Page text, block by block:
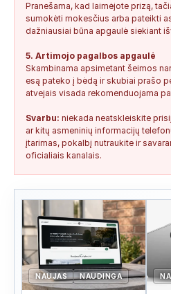
Pranešama, kad laimėjote prizą,
sumokėti mokesčius arba pateikti
dažniausiai būna apgaulė siekiant
5. Artimojo pagalbos apgaulė
Skambinama apsimetant šeimos
esą pateko į bėdą ir skubiai prašo
atvejais visada rekomenduojama
Svarbu: niekada neatskleiskite
ar kitų asmeninių informacijų
įtarimas, pokalbį nutraukite ir
oficialiais kanalais.
NAUJAS NAUDINGA